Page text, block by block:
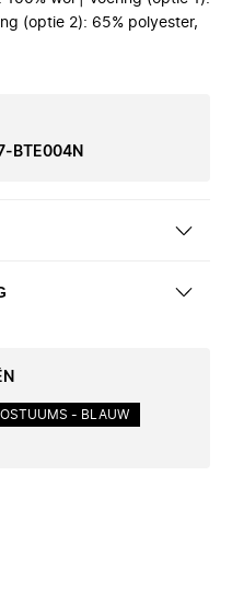
(optie 2): 65% polyester,
BTE004N
- BLAUW